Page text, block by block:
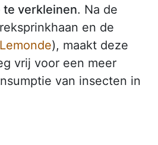
verkleinen. Na de
en de
Lemonde), maakt deze
vrij voor een meer
van insecten in